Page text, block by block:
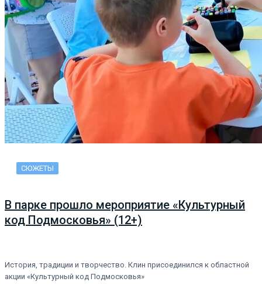
СЮЖЕТЫ
В парке прошло мероприятие «Культурный
код Подмосковья» (12+)
История, традиции и творчество. Клин присоединился к областной
акции «Культурный код Подмосковья»